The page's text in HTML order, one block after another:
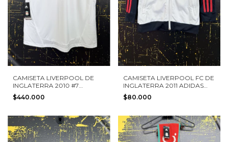
CAMISETA LIVERPOOL DE
INGLATERRA 2010 #7
SUAREZ ADIDAS TALLA L
NUEVA
$440.000
CAMISETA LIVERPOOL FC DE
INGLATERRA 2011 ADIDAS
TALLA L NIÑO
$80.000